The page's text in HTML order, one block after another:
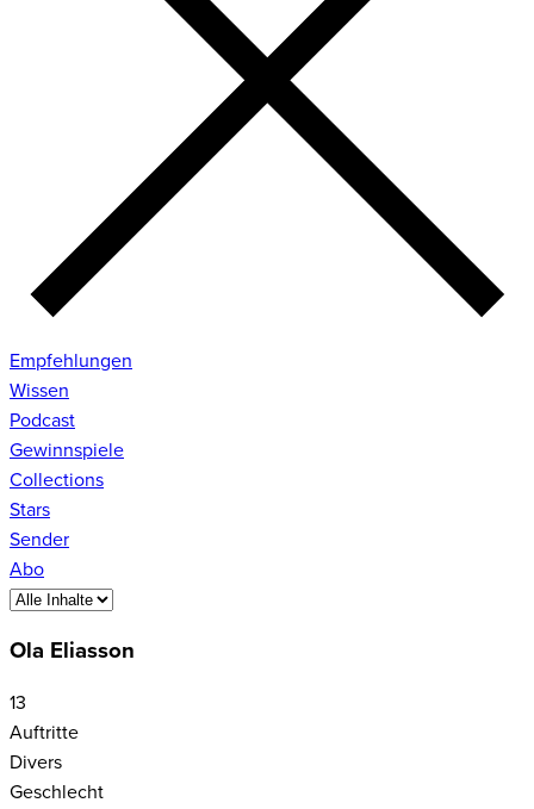
Empfehlungen
Wissen
Podcast
Gewinnspiele
Collections
Stars
Sender
Abo
Ola Eliasson
13
Auftritte
Divers
Geschlecht